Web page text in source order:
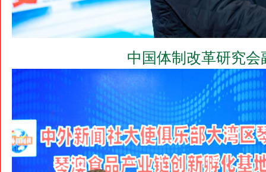
中国体制改革研究